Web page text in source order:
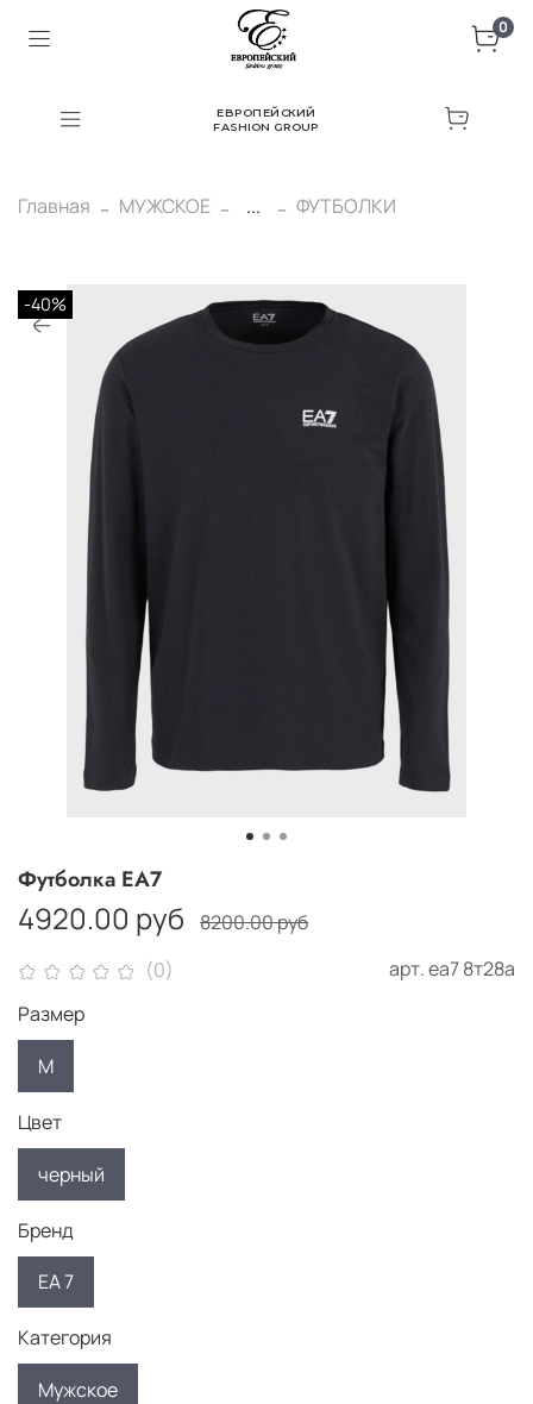
0
ЕВРОПЕЙСКИЙ
FASHION GROUP
Главная МУЖСКОЕ ... ФУТБОЛКИ
-40%
(0) арт.еа7 8т28а
Футболка ЕА7
4920.00 руб 8200.00 руб
Размер
M
Цвет
черный
Бренд
EA 7
Категория
Мужское